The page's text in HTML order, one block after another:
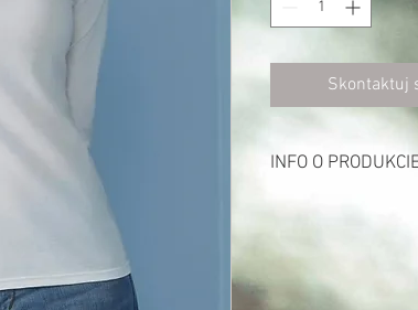
Skontaktuj
INFO O
okrągły dekolt ze